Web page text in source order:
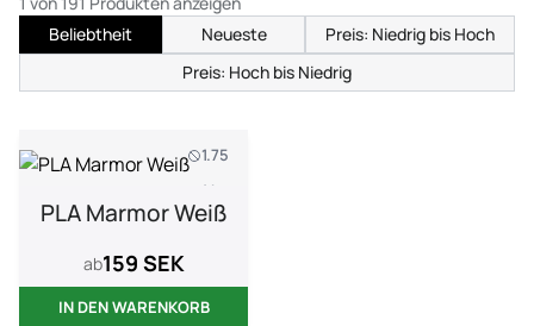
Beliebtheit
Neueste
Preis: Niedrig bis Hoch
Preis: Hoch bis Niedrig
1.75
1 kg
PLA Marmor Weiß
ab159 SEK
IN DEN WARENKORB